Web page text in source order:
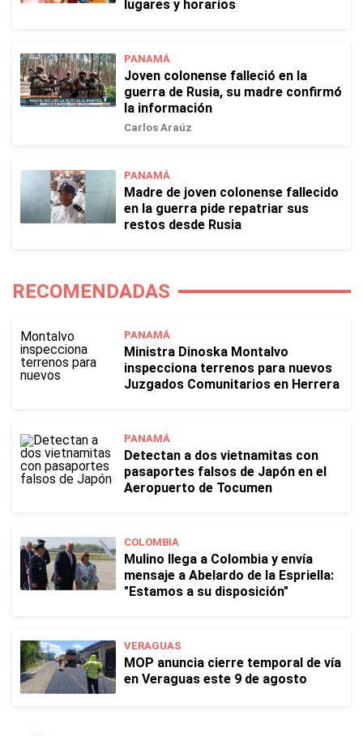
lugares y horarios
PANAMÁ
Joven colonense falleció en la
guerra de Rusia, su madre confirmó
la información
Carlos Araúz
PANAMÁ
Madre de joven colonense fallecido
en la guerra pide repatriar sus
restos desde Rusia
RECOMENDADAS
PANAMÁ
Ministra Dinoska Montalvo
inspecciona terrenos para nuevos
Juzgados Comunitarios en Herrera
PANAMÁ
Detectan a dos vietnamitas con
pasaportes falsos de Japón en el
Aeropuerto de Tocumen
COLOMBIA
Mulino llega a Colombia y envía
mensaje a Abelardo de la Espriella:
"Estamos a su disposición"
VERAGUAS
MOP anuncia cierre temporal de vía
en Veraguas este 9 de agosto